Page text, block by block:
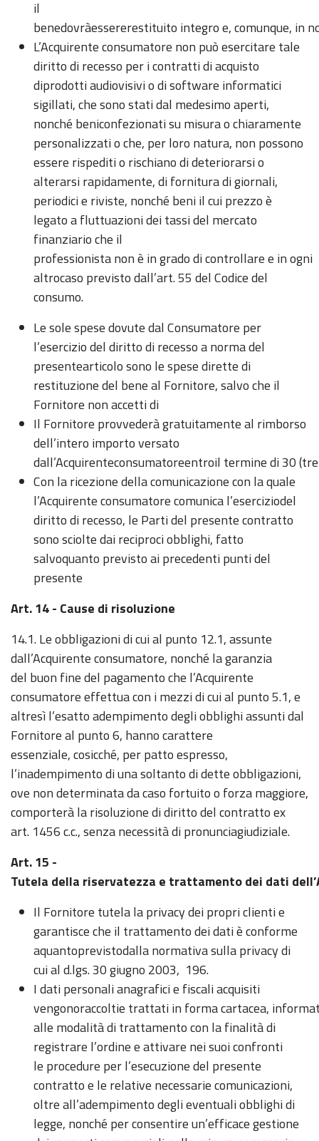
il
benedovràessererestituito integro e, comunque, in
L’Acquirente consumatore non può esercitare tale
diritto di recesso per i contratti di acquisto
diprodotti audiovisivi o di software informatici
sigillati, che sono stati dal medesimo aperti,
nonché beniconfezionati su misura o chiaramente
personalizzati o che, per loro natura, non possono
essere rispediti o rischiano di deteriorarsi o
alterarsi rapidamente, di fornitura di giornali,
periodici e riviste, nonché beni il cui prezzo è
legato a fluttuazioni dei tassi del mercato
finanziario che il
professionista non è in grado di controllare e in ogni
altrocaso previsto dall’art. 55 del Codice del
consumo.
Le sole spese dovute dal Consumatore per
l’esercizio del diritto di recesso a norma del
presentearticolo sono le spese dirette di
restituzione del bene al Fornitore, salvo che il
Fornitore non accetti di
Il Fornitore provvederà gratuitamente al rimborso
dell’intero importo versato
dall’Acquirenteconsumatoreentroil termine di 30
Con la ricezione della comunicazione con la quale
l’Acquirente consumatore comunica l’eserciziodel
diritto di recesso, le Parti del presente contratto
sono sciolte dai reciproci obblighi, fatto
salvoquanto previsto ai precedenti punti del
presente
Art. 14 - Cause di risoluzione
14.1. Le obbligazioni di cui al punto 12.1, assunte
dall’Acquirente consumatore, nonché la garanzia
del buon fine del pagamento che l’Acquirente
consumatore effettua con i mezzi di cui al punto 5.1, e
altresì l’esatto adempimento degli obblighi assunti dal
Fornitore al punto 6, hanno carattere
essenziale, cosicché, per patto espresso,
l’inadempimento di una soltanto di dette obbligazioni,
ove non determinata da caso fortuito o forza maggiore,
comporterà la risoluzione di diritto del contratto ex
art. 1456 c.c., senza necessità di pronunciagiudiziale.
Art. 15 -
Tutela della riservatezza e trattamento dei dati
Il Fornitore tutela la privacy dei propri clienti e
garantisce che il trattamento dei dati è conforme
aquantoprevistodalla normativa sulla privacy di
cui al d.lgs. 30 giugno 2003, 196.
I dati personali anagrafici e fiscali acquisiti
vengonoraccoltie trattati in forma cartacea,
alle modalità di trattamento con la finalità di
registrare l’ordine e attivare nei suoi confronti
le procedure per l’esecuzione del presente
contratto e le relative necessarie comunicazioni,
oltre all’adempimento degli eventuali obblighi di
legge, nonché per consentire un’efficace gestione